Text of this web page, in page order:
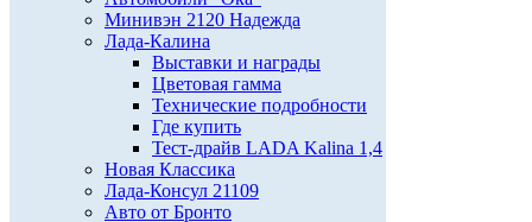
Минивэн 2120 Надежда
Лада-Калина
Выставки и награды
Цветовая гамма
Технические подробности
Где купить
Тест-драйв LADA Kalina 1,4
Новая Классика
Лада-Консул 21109
Авто от Бронто